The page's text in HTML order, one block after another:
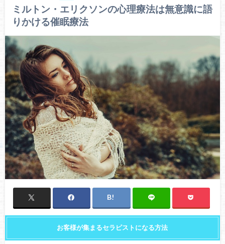
ミルトン・エリクソンの心理療法は無意識に語
りかける催眠療法
お客様が集まるセラピストになる方法